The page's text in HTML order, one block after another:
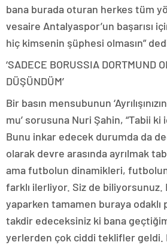
bana burada oturan herkes tüm
vesaire Antalyaspor’un başarısı
hiç kimsenin şüphesi olmasın”
‘SADECE BORUSSIA DORTMUND
DÜŞÜNDÜM’
Bir basın mensubunun
mu’ sorusuna Nuri Şahin, “Tabii ki
Bunu inkar edecek durumda da
olarak devre arasında ayrılmak
ama futbolun dinamikleri,
farklı ilerliyor. Siz de biliyorsunuz.
yaparken tamamen buraya odaklı
takdir edeceksiniz ki bana
yerlerden çok ciddi teklifler geldi.